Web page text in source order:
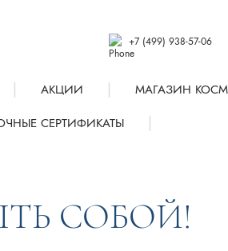
+7 (499) 938-57-06
| АКЦИИ |
МАГАЗИН
СЕРТИФИКАТЫ
|
СОБОЙ!